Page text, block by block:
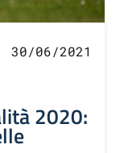
30/06/2021
2020: